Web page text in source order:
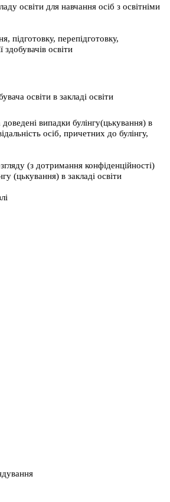
освіти для навчання осіб з освітніми
підготовку, перепідготовку,
здобувачів освіти
освіти в закладі освіти
випадки булінгу(цькування) в
осіб, причетних до булінгу,
(з дотримання конфіденційності)
(цькування) в закладі освіти